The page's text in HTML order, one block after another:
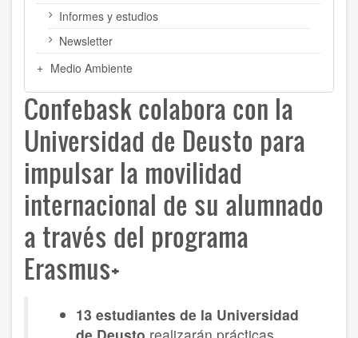
Informes y estudios
Newsletter
Medio Ambiente
Confebask colabora con la
Universidad de Deusto para
impulsar la movilidad
internacional de su alumnado
a través del programa
Erasmus+
13 estudiantes de la Universidad